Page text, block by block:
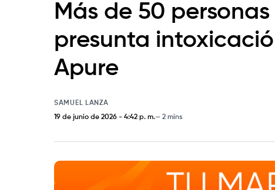
Más de 50
presunta
Apure
SAMUEL LANZA
19 de junio de 2026 - 4:42 p. m. 2 mins